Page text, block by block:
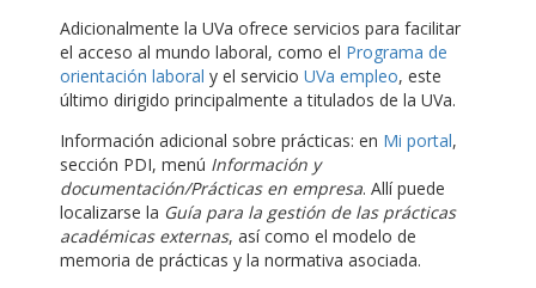
Adicionalmente la UVa ofrece servicios para facilitar
el acceso al mundo laboral, como el Programa de
orientación laboral y el servicio UVa empleo, este
último dirigido principalmente a titulados de la UVa.
Información adicional sobre prácticas: en Mi portal,
sección PDI, menú Información y
documentación/Prácticas en empresa. Allí puede
localizarse la Guía para la gestión de las prácticas
académicas externas, así como el modelo de
memoria de prácticas y la normativa asociada.